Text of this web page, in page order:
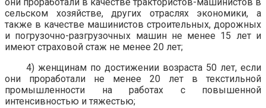
они проработали в качестве трактористов-машинистов в
сельском хозяйстве, других отраслях экономики, а
также в качестве машинистов строительных, дорожных
и погрузочно-разгрузочных машин не менее 15 лет и
имеют страховой стаж не менее 20 лет;
4) женщинам по достижении возраста 50 лет, если
они проработали не менее 20 лет в текстильной
промышленности на работах с повышенной
интенсивностью и тяжестью;